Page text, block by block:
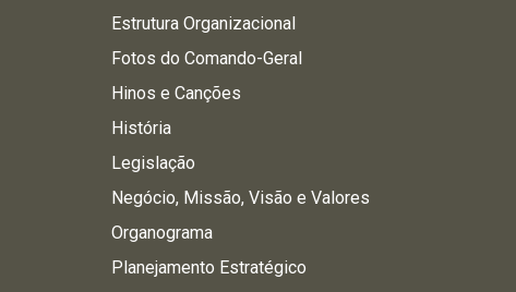
Estrutura Organizacional
Fotos do Comando-Geral
Hinos e Canções
História
Legislação
Negócio, Missão, Visão e Valores
Organograma
Planejamento Estratégico